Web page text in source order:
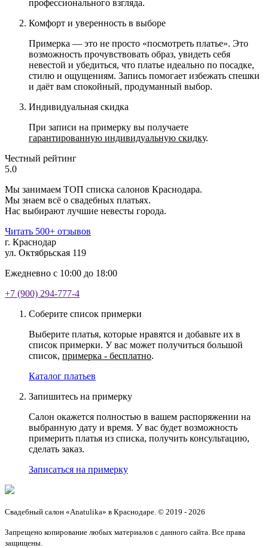
профессионального взгляда.
Комфорт и уверенность в выборе
Примерка — это не просто «посмотреть платье». Это
возможность прочувствовать образ, увидеть себя
невестой и убедиться, что платье идеально по посадке,
стилю и ощущениям. Запись помогает избежать спешки
и даёт вам спокойный, продуманный выбор.
Индивидуальная скидка
При записи на примерку вы получаете
гарантированную индивидуальную скидку.
Честный рейтинг
5.0
Мы занимаем ТОП списка салонов Краснодара.
Мы знаем всё о свадебных платьях.
Нас выбирают лучшие невесты города.
Читать 500+ отзывов
г. Краснодар
ул. Октябрьская 119
Ежедневно с 10:00 до 18:00
+7 (900) 294-777-4
Соберите список примерки
Выберите платья, которые нравятся и добавьте их в
список примерки. У вас может получиться большой
список, примерка - бесплатно.
Каталог платьев
Запишитесь на примерку
Салон окажется полностью в вашем распоряжении на
выбранную дату и время. У вас будет возможность
примерить платья из списка, получить консультацию,
сделать заказ.
Записаться на примерку
Свадебный салон «Anatulika» в Краснодаре. © 2019 - 2026
Запрещено копирование любых материалов с данного сайта. Все права
защищены.